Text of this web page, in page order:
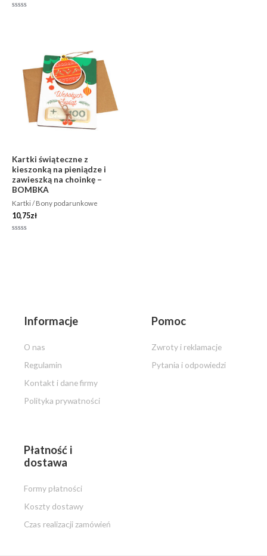
Kartki świąteczne z
kieszonką na pieniądze i
zawieszką na choinkę –
BOMBKA
Kartki / Bony podarunkowe
10,75zł
Informacje
O nas
Regulamin
Kontakt i dane firmy
Polityka prywatności
Pomoc
Zwroty i reklamacje
Pytania i odpowiedzi
Płatność i
dostawa
Formy płatności
Koszty dostawy
Czas realizacji zamówień